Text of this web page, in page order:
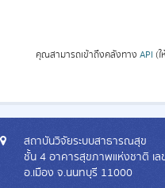
คุณสามารถเข้าถึงคลังทาง API (ใ
สถาบันวิจัยระบบสาธารณสุข
ชั้น 4 อาคารสุขภาพแห่งชาติ
อ.เมือง จ.นนทบุรี 11000